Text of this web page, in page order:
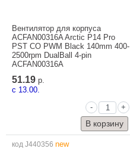
Вентилятор для корпуса
ACFAN00316A Arctic P14 Pro
PST CO PWM Black 140mm 400-
2500rpm DualBall 4-pin
ACFAN00316A
51.19 р.
c 13.00.
-
+
код J440356 new